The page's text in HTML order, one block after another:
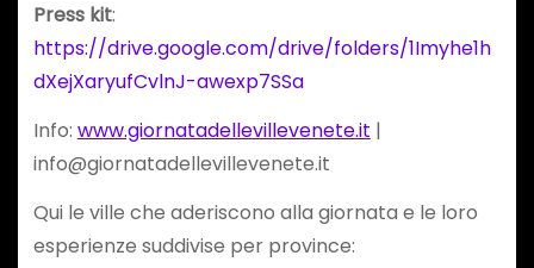
Press kit:
https://drive.google.com/drive/folders/1Imyhe1h
dXejXaryufCvlnJ-awexp7SSa
Info: www.giornatadellevillevenete.it |
info@giornatadellevillevenete.it
Qui le ville che aderiscono alla giornata e le loro
esperienze suddivise per province: